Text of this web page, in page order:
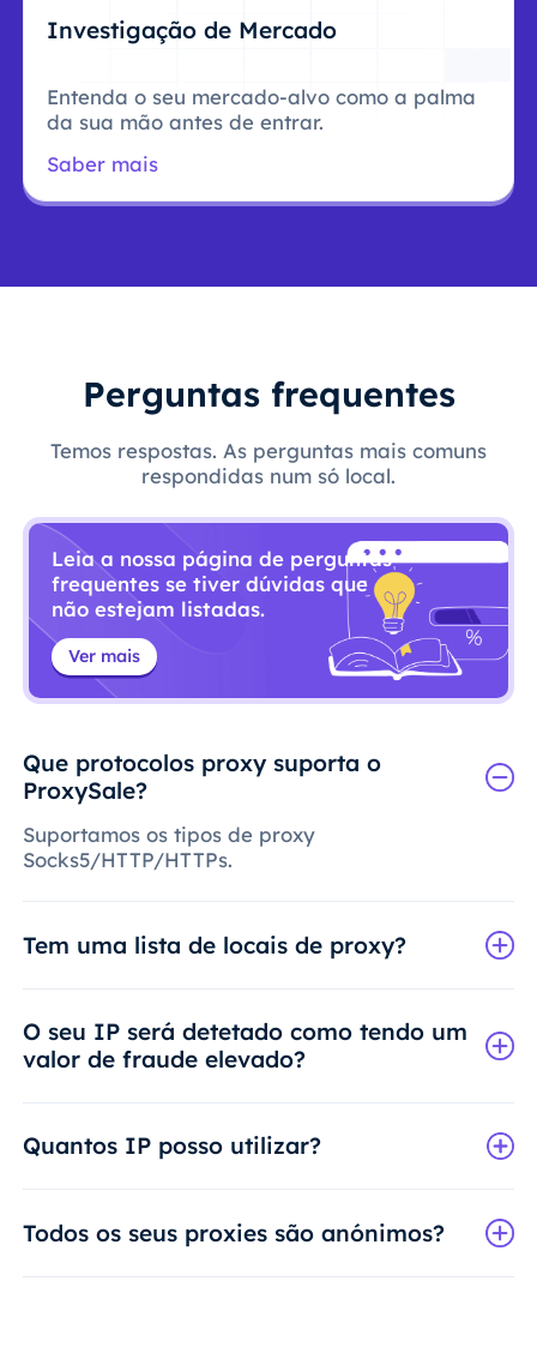
Investigação de Mercado
Entenda o seu mercado-alvo como a palma
da sua mão antes de entrar.
Saber mais
Perguntas frequentes
Temos respostas. As perguntas mais comuns
respondidas num só local.
Leia a nossa página de perguntas
frequentes se tiver dúvidas que
não estejam listadas.
Ver mais
Que protocolos proxy suporta o
ProxySale?
Suportamos os tipos de proxy
Socks5/HTTP/HTTPs.
Tem uma lista de locais de proxy?
O seu IP será detetado como tendo um
valor de fraude elevado?
Quantos IP posso utilizar?
Todos os seus proxies são anónimos?